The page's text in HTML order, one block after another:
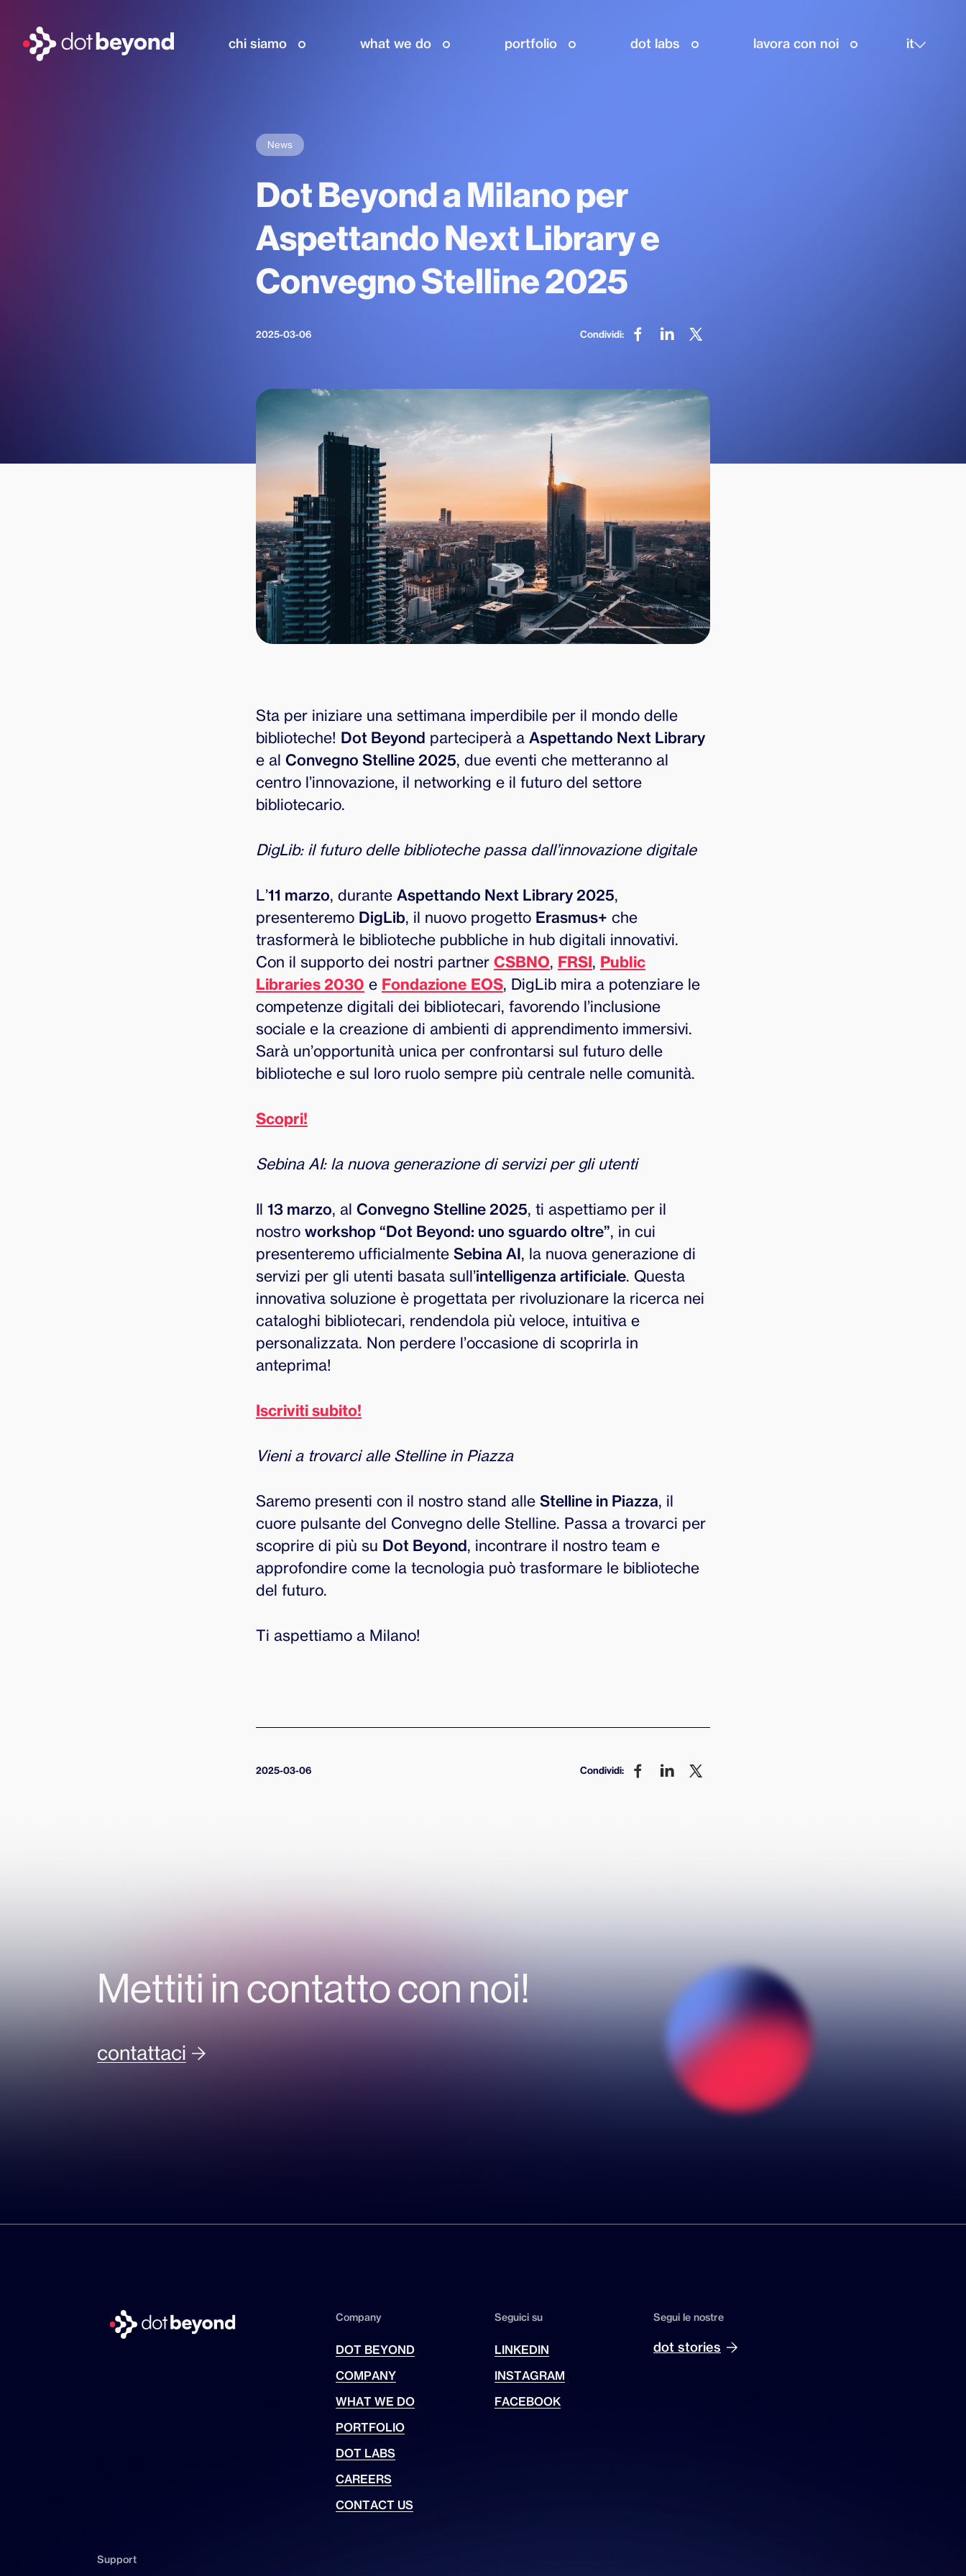
chi siamo what we do portfolio dot labs lavora con noi it
News
Dot Beyond a Milano per
Aspettando Next Library e
Convegno Stelline 2025
2025-03-06 Condividi:
Sta per iniziare una settimana imperdibile per il mondo delle
biblioteche! Dot Beyond parteciperà a Aspettando Next Library
e al Convegno Stelline 2025, due eventi che metteranno al
centro l’innovazione, il networking e il futuro del settore
bibliotecario.
DigLib: il futuro delle biblioteche passa dall’innovazione digitale
L’11 marzo, durante Aspettando Next Library 2025,
presenteremo DigLib, il nuovo progetto Erasmus+ che
trasformerà le biblioteche pubbliche in hub digitali innovativi.
Con il supporto dei nostri partner CSBNO, FRSI, Public
Libraries 2030 e Fondazione EOS, DigLib mira a potenziare le
competenze digitali dei bibliotecari, favorendo l’inclusione
sociale e la creazione di ambienti di apprendimento immersivi.
Sarà un’opportunità unica per confrontarsi sul futuro delle
biblioteche e sul loro ruolo sempre più centrale nelle comunità.
Scopri!
Sebina AI: la nuova generazione di servizi per gli utenti
Il 13 marzo, al Convegno Stelline 2025, ti aspettiamo per il
nostro workshop “Dot Beyond: uno sguardo oltre”, in cui
presenteremo ufficialmente Sebina AI, la nuova generazione di
servizi per gli utenti basata sull’intelligenza artificiale. Questa
innovativa soluzione è progettata per rivoluzionare la ricerca nei
cataloghi bibliotecari, rendendola più veloce, intuitiva e
personalizzata. Non perdere l’occasione di scoprirla in
anteprima!
Iscriviti subito!
Vieni a trovarci alle Stelline in Piazza
Saremo presenti con il nostro stand alle Stelline in Piazza, il
cuore pulsante del Convegno delle Stelline. Passa a trovarci per
scoprire di più su Dot Beyond, incontrare il nostro team e
approfondire come la tecnologia può trasformare le biblioteche
del futuro.
Ti aspettiamo a Milano!
2025-03-06 Condividi:
Mettiti in contatto con noi!
contattaci
Company
DOT BEYOND
COMPANY
WHAT WE DO
PORTFOLIO
DOT LABS
CAREERS
CONTACT US
Seguici su
LINKEDIN
INSTAGRAM
FACEBOOK
Segui le nostre
dot stories
Support